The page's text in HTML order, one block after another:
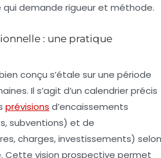
demande rigueur et méthode.
: une pratique
conçu s’étale sur une période
Il s’agit d’un calendrier précis
prévisions d’encaissements
subventions) et de
charges, investissements) selon
Cette vision prospective permet